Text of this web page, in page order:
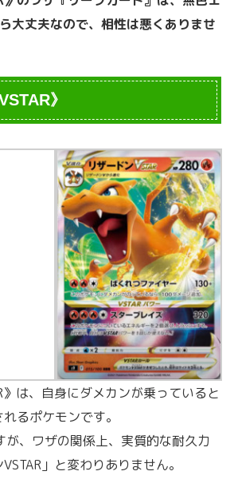
大丈夫なので、相性は悪くありませ
》
》は、自身にダメカンが乗っていると
るポケモンです。
、ワザの関係上、実質的な耐久力
」と変わりありません。